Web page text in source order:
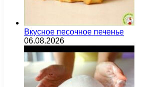
Вкусное песочное печенье
06.08.2026